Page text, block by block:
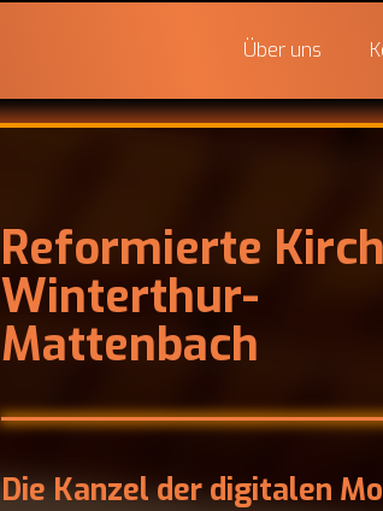
Über uns
Reformierte
Winterthur-
Mattenbach
Die Kanzel der digitalen